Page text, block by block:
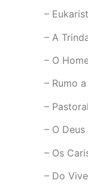
–
– A
– O
– Rumo
–
– O
– Os
– Do